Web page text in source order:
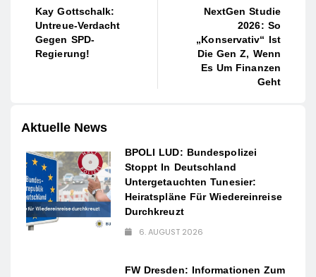
Kay Gottschalk:
Untreue-Verdacht
Gegen SPD-
Regierung!
NextGen Studie
2026: So
„konservativ“ Ist
Die Gen Z, Wenn
Es Um Finanzen
Geht
Aktuelle News
BPOLI LUD: Bundespolizei
Stoppt In Deutschland
Untergetauchten Tunesier:
Heiratspläne Für Wiedereinreise
Durchkreuzt
6. AUGUST 2026
FW Dresden: Informationen Zum